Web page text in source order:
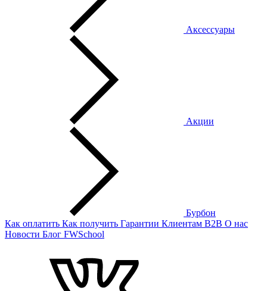
Аксессуары
Акции
Бурбон
Как оплатить Как получить Гарантии Клиентам B2B О нас
Новости Блог FWSchool